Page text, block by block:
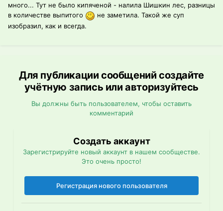
много... Тут не было кипяченой - налила Шишкин лес, разницы
в количестве выпитого
не заметила. Такой же суп
изобразил, как и всегда.
Для публикации сообщений создайте
учётную запись или авторизуйтесь
Вы должны быть пользователем, чтобы оставить
комментарий
Создать аккаунт
Зарегистрируйте новый аккаунт в нашем сообществе.
Это очень просто!
Регистрация нового пользователя